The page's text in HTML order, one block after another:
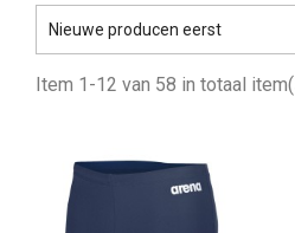
Nieuwe producen eerst
Item 1-12 van 58 in totaal